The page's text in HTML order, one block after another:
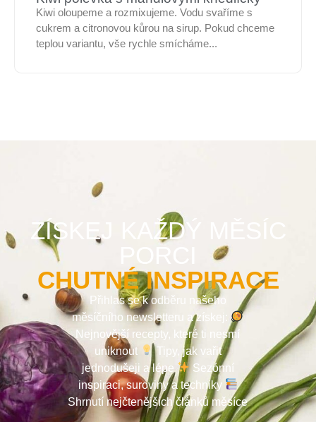
Kiwi oloupeme a rozmixujeme. Vodu svaříme s
cukrem a citronovou kůrou na sirup. Pokud chceme
teplou variantu, vše rychle smícháme...
ZÍSKEJ KAŽDÝ MĚSÍC
CHUTNÉ INSPIRACE
Přihlas se k odběru našeho
měsíčního newsletteru a získej:
Nejnovější recepty, které ti nesmí
uniknout
Tipy, jak vařit
jednodušeji a lépe
Sezónní
inspiraci, suroviny a techniky
Shrnutí nejčtenějších článků měsíce